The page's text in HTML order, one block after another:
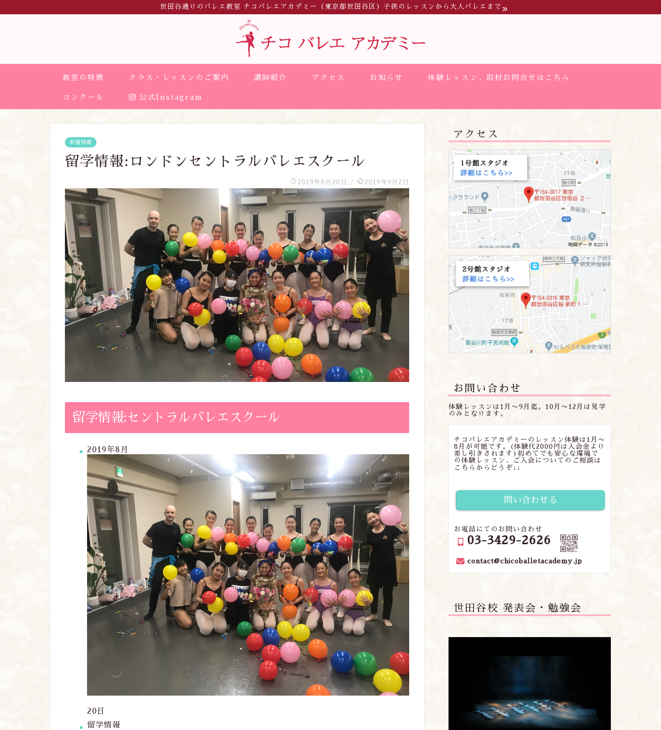
世田谷通りのバレエ教室 チコバレエアカデミー（東京都世田谷区）子供のレッスンから大人バレエまで
教室の特徴 クラス・レッスンのご案内 講師紹介 アクセス お知らせ 体験レッスン、取材お問合せはこちら
コンクール 公式Instagram
新着情報
留学情報:ロンドンセントラルバレエスクール
2019年8月20日 / 2019年9月2日
留学情報:セントラルバレエスクール
2019年8月
20日
留学情報
アクセス
お問い合わせ
体験レッスンは1月〜9月迄。10月〜12月は見学
のみとなります。
チコバレエアカデミーのレッスン体験は1月〜
8月が可能です。(体験代2000円は入会金より
差し引きされます)初めてでも安心な環境で
の体験レッスン、ご入会についてのご相談は
こちらからどうぞ↓↓
問い合わせる
お電話にてのお問い合わせ
03-3429-2626
contact@chicoballetacademy.jp
世田谷校 発表会・勉強会